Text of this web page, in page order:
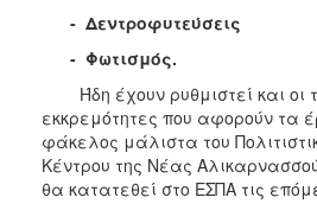
- Δεντροφυτεύσεις
- Φωτισμός.
Ήδη έχουν ρυθμιστεί και οι
εκκρεμότητες που αφορούν τα
φάκελος μάλιστα του
Κέντρου της Νέας
θα κατατεθεί στο ΕΣΠΑ τις